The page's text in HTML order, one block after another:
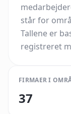
står for
Tallene er
registreret
FIRMAER I
37